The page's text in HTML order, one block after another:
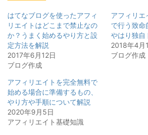
はてなブログを使ったアフィ
リエイトはどこまで禁止なの
か？うまく始めるやり方と設
定方法を解説
2017年6月12日
ブログ作成
アフィリエ
で行う致命
やはり独自
2018年4月
ブログ作成
アフィリエイトを完全無料で
始める場合に準備するもの、
やり方や手順について解説
2020年9月5日
アフィリエイト基礎知識